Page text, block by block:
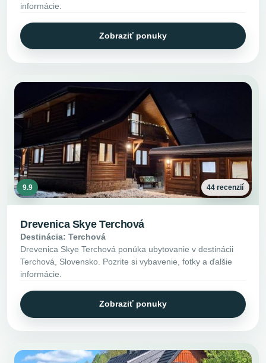
informácie.
Zobraziť ponuky
9.9 44 recenzií
Drevenica Skye Terchová
Destinácia: Terchová
Drevenica Skye Terchová ponúka ubytovanie v destinácii
Terchová, Slovensko. Pozrite si vybavenie, fotky a ďalšie
informácie.
Zobraziť ponuky